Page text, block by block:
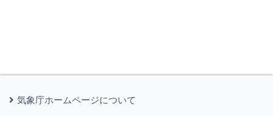
気象庁ホームページについて